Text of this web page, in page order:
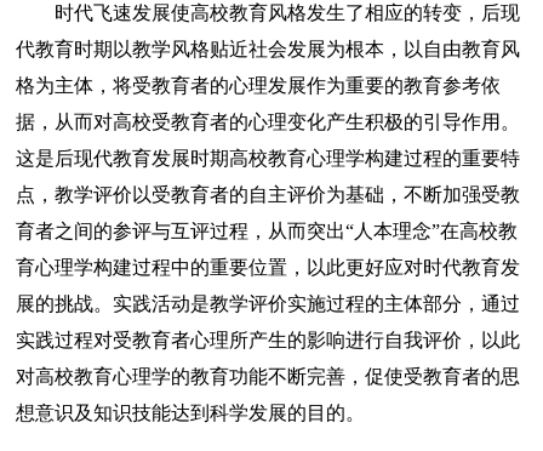
时代飞速发展使高校教育风格发生了相应的转变，后现
代教育时期以教学风格贴近社会发展为根本，以自由教育风
格为主体，将受教育者的心理发展作为重要的教育参考依
据，从而对高校受教育者的心理变化产生积极的引导作用。
这是后现代教育发展时期高校教育心理学构建过程的重要特
点，教学评价以受教育者的自主评价为基础，不断加强受教
育者之间的参评与互评过程，从而突出“人本理念”在高校教
育心理学构建过程中的重要位置，以此更好应对时代教育发
展的挑战。实践活动是教学评价实施过程的主体部分，通过
实践过程对受教育者心理所产生的影响进行自我评价，以此
对高校教育心理学的教育功能不断完善，促使受教育者的思
想意识及知识技能达到科学发展的目的。